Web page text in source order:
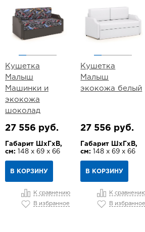
Кушетка
Малыш
Машинки и
экокожа
шоколад
27 556 руб.
Габарит ШхГхВ,
см: 148 х 69 х 66
В КОРЗИНУ
К сравнению
В избранное
Кушетка
Малыш
экокожа белый
27 556 руб.
Габарит ШхГхВ,
см:
148 х 69 х 66
В КОРЗИНУ
К
В избранное